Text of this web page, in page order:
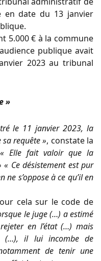
en date du 13 janvier
5.000 € à la commune
publique avait
2023 au tribunal
»
le 11 janvier 2023, la
sa requête », constate la
« Elle fait valoir que la
« Ce désistement est pur
ne s’oppose à ce qu’il en
cela sur le code de
le juge (…) a estimé
en l’état (…) mais
(…), il lui incombe de
de tenir une